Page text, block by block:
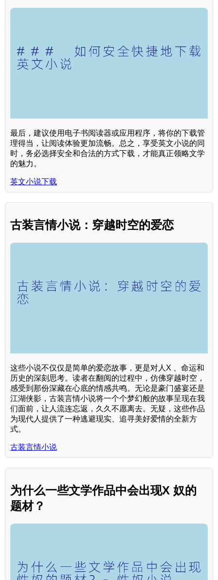
最后，建议使用电子书阅读器或应用程序，将你的下载管
理得当，让阅读体验更加流畅。总之，享受英文小说的同
时，务必选择安全和合法的方式下载，才能真正领略文学
的魅力。
英文小说下载
古装言情小说：穿越时空的爱恋
这些小说不仅仅是简单的爱恋故事，更是对人X 、命运和
历史的深刻思考。读者在翻阅的过程中，仿佛穿越时空，
感受到那份深藏在心底的情感共鸣。无论是豪门盛宴还是
江湖侠影，古装言情小说将一个个梦幻般的故事呈现在我
们面前，让人流连忘返，久久不愿离去。无疑，这些作品
为现代人提供了一种逃避现实、追寻美好爱情的全新方
式。
古装言情小说
为什么一些文学作品中会出现X 奴的
题材？